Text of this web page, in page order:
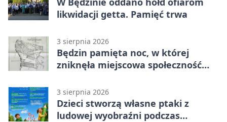
likwidacji getta. Pamięć trwa
3 sierpnia 2026
Będzin pamięta noc, w której
zniknęła miejscowa społeczność
3 sierpnia 2026
Dzieci stworzą własne ptaki z
ludowej wyobraźni podczas